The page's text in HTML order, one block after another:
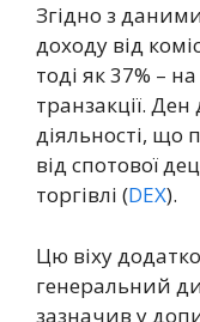
Згідно з
доходу від
тоді як 37% – на
транзакції.
діяльності, що
від спотової
торгівлі (DEX).
Цю віху
генеральний
зазначив у